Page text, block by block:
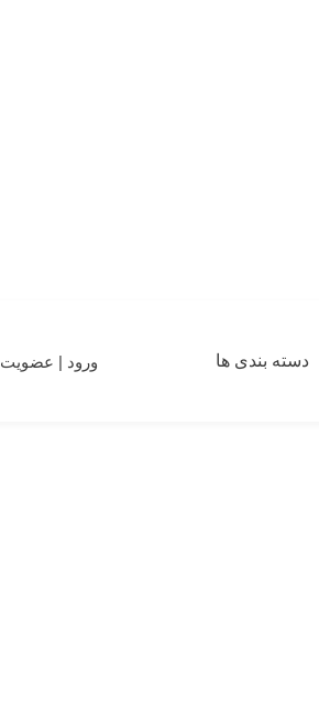
دسته بندی ها ورود | عضویت